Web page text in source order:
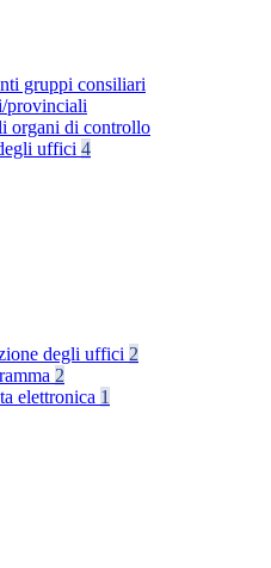
gruppi consiliari
provinciali
organi di controllo
uffici 4
degli uffici 2
2
elettronica 1